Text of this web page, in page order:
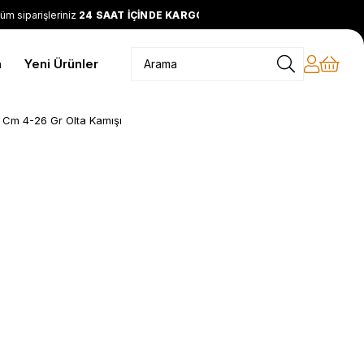
siparişleriniz24 SAAT İÇİNDE KARGODA
Yeni Ürünler
4-26 Gr Olta Kamışı